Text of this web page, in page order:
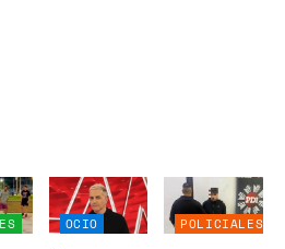
OCIO POLICIALES